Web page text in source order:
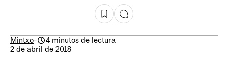
Mintxo-
4 minutos de lectura
2 de abril de 2018